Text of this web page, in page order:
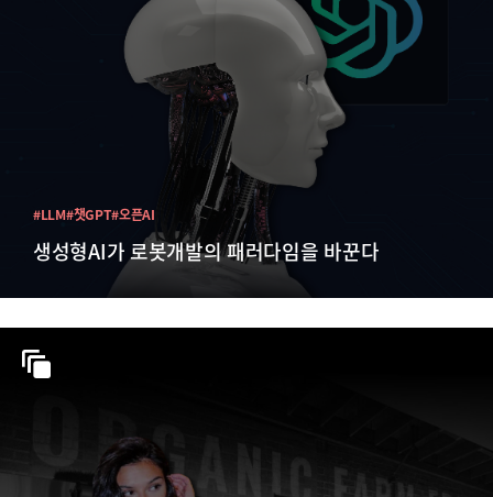
생성형AI가 로봇개발의 패러다임을 바꾼다
#LLM#챗GPT#오픈AI